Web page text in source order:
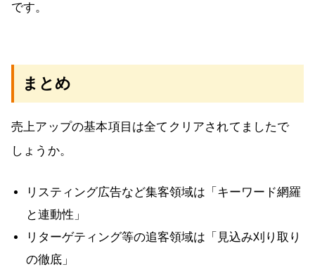
です。
まとめ
売上アップの基本項目は全てクリアされてましたで
しょうか。
リスティング広告など集客領域は「キーワード網羅
と連動性」
リターゲティング等の追客領域は「見込み刈り取り
の徹底」